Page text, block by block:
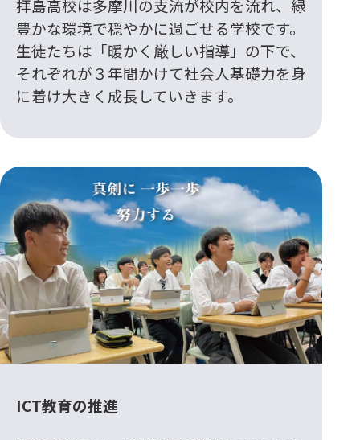
拝島高校は多摩川の支流が校内を流れ、緑
豊かな環境で穏やかに過ごせる学校です。
生徒たちは「暖かく厳しい指導」の下で、
それぞれが３年間かけて社会人基礎力を身
に着け大きく成長していきます。
ICT教育の推進